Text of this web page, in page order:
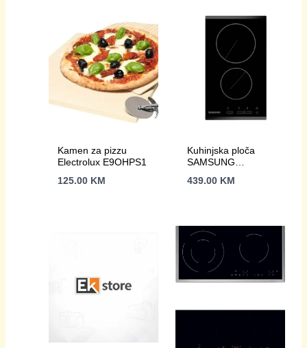
Kamen za pizzu
Electrolux E9OHPS1
125.00 KM
Kuhinjska ploča
SAMSUNG
439.00 KM